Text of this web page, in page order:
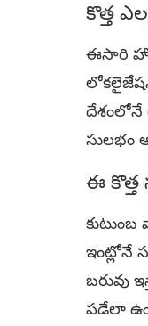
కొత్త
ఈసారి
దేశంలోనే
సులభం
ఈ కొత్త
ఇంట్లోనే
బరువు
పడేలా